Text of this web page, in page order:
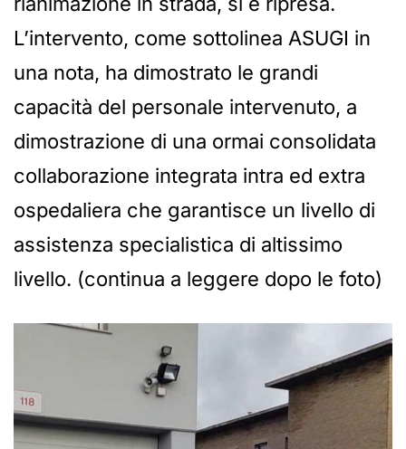
L’intervento, come sottolinea ASUGI in
una nota, ha dimostrato le grandi
capacità del personale intervenuto, a
dimostrazione di una ormai consolidata
collaborazione integrata intra ed extra
ospedaliera che garantisce un livello di
assistenza specialistica di altissimo
livello. (continua a leggere dopo le foto)